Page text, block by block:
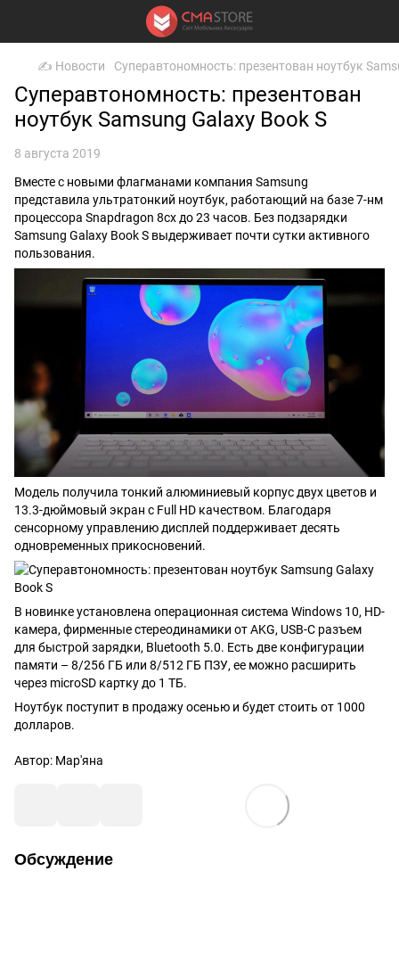
✍ Новости Суперавтономность: презентован ноутбук
Суперавтономность: презентован
ноутбук Samsung Galaxy Book S
8 августа 2019
Вместе с новыми флагманами компания Samsung
представила ультратонкий ноутбук, работающий на базе 7-нм
процессора Snapdragon 8cx до 23 часов. Без подзарядки
Samsung Galaxy Book S выдерживает почти сутки активного
пользования.
Модель получила тонкий алюминиевый корпус двух цветов и
13.3-дюймовый экран с Full HD качеством. Благодаря
сенсорному управлению дисплей поддерживает десять
одновременных прикосновений.
В новинке установлена операционная система Windows 10, HD-
камера, фирменные стереодинамики от AKG, USB-C разъем
для быстрой зарядки, Bluetooth 5.0. Есть две конфигурации
памяти – 8/256 ГБ или 8/512 ГБ ПЗУ, ее можно расширить
через microSD картку до 1 ТБ.
Ноутбук поступит в продажу осенью и будет стоить от 1000
долларов.
Автор: Мар'яна
Обсуждение